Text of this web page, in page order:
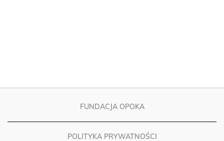
FUNDACJA OPOKA